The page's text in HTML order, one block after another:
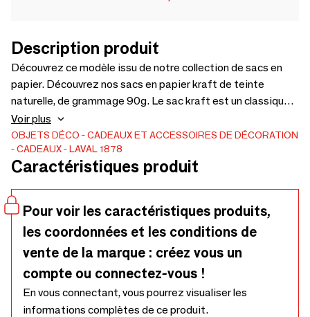
Description produit
Découvrez ce modèle issu de notre collection de sacs en
papier. Découvrez nos sacs en papier kraft de teinte
naturelle, de grammage 90g. Le sac kraft est un classique
et un incontournable de la vente en magasin. Nos sacs kraft
sont personnalisables et disponibles dans de nombreux
formats, dans plusieurs couleurs, et en version haut de
gamme. Découvrir le produit
Voir plus
OBJETS DÉCO
CADEAUX ET ACCESSOIRES DE DÉCORATION
CADEAUX
LAVAL 1878
Caractéristiques produit
Pour voir les caractéristiques produits,
les coordonnées et les conditions de
vente de la marque : créez vous un
compte ou connectez-vous !
En vous connectant, vous pourrez visualiser les
informations complètes de ce produit.